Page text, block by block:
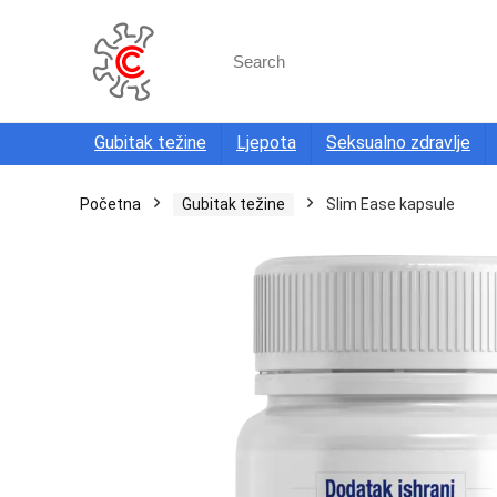
for:
Gubitak težine Ljepota Seksualno zdravlje
Početna Gubitak težine Slim Ease kapsule